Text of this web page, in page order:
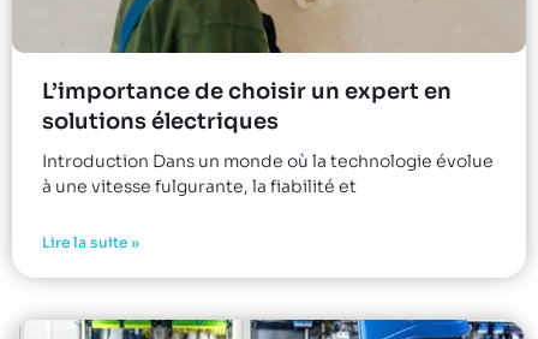
L’importance de choisir un expert en
solutions électriques
Introduction Dans un monde où la technologie évolue
à une vitesse fulgurante, la fiabilité et
Lire la suite »